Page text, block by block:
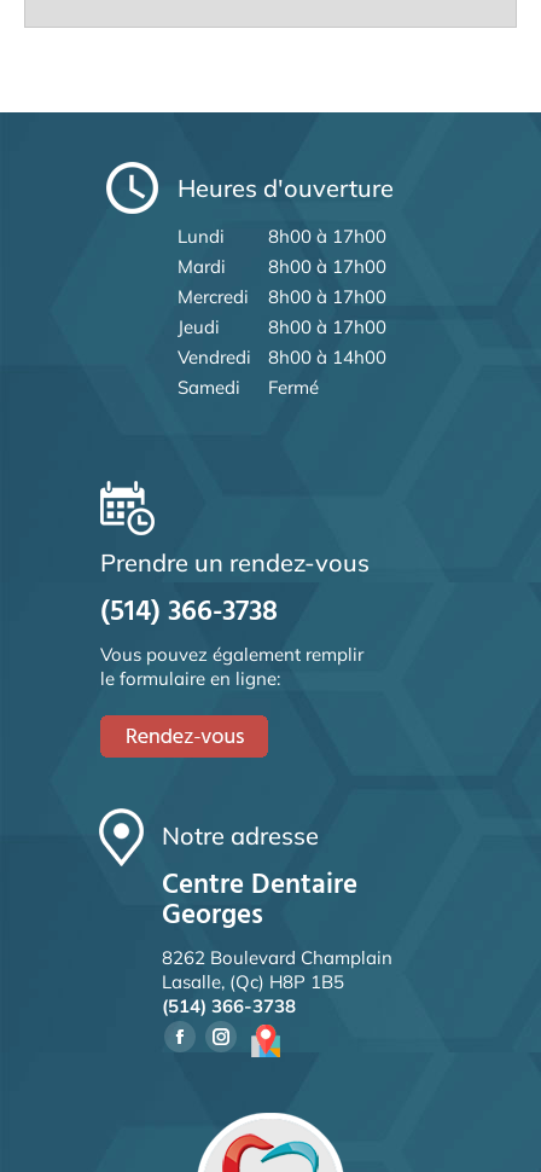
Heures d'ouverture
Lundi
8h00 à 17h00
Mardi
8h00 à 17h00
Mercredi
8h00 à 17h00
Jeudi
8h00 à 17h00
Vendredi
8h00 à 14h00
Samedi
Fermé
Prendre un rendez-vous
(514) 366-3738
Vous pouvez également remplir
le formulaire en ligne:
Notre adresse
Centre Dentaire
Georges
8262 Boulevard Champlain
Lasalle, (Qc) H8P 1B5
(514) 366-3738
Facebook
Instagram
opens
in